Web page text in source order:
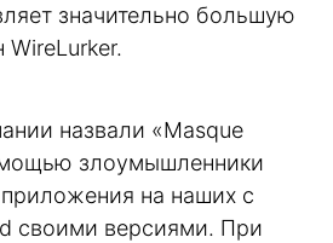
значительно большую
WireLurker.
назвали «Masque
злоумышленники
на наших с
своими версиями. При